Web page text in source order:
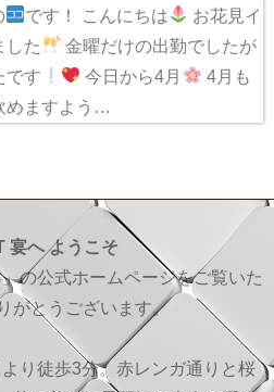
です！ こんにちは
お花見イ
した
金曜だけの出勤でしたが
です
今日から4月
4月も
めますよう…
宴へ ようこそ
の公式ホームページをご覧いた
がとうございます。
り徒歩3分。赤レンガ通りと桜